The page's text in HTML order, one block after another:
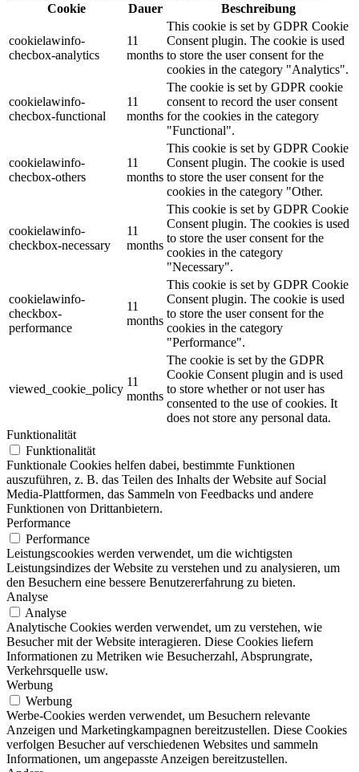
Cookie
Dauer Beschreibung
cookielawinfo-
checbox-analytics
11
months
This cookie is set by GDPR Cookie
Consent plugin. The cookie is used
to store the user consent for the
cookies in the category "Analytics".
cookielawinfo-
checbox-functional
11
months
The cookie is set by GDPR cookie
consent to record the user consent
for the cookies in the category
"Functional".
cookielawinfo-
checbox-others
11
months
This cookie is set by GDPR Cookie
Consent plugin. The cookie is used
to store the user consent for the
cookies in the category "Other.
cookielawinfo-
checkbox-necessary
11
months
This cookie is set by GDPR Cookie
Consent plugin. The cookies is used
to store the user consent for the
cookies in the category
"Necessary".
cookielawinfo-
checkbox-
performance
11
months
This cookie is set by GDPR Cookie
Consent plugin. The cookie is used
to store the user consent for the
cookies in the category
"Performance".
viewed_cookie_policy
11
months
The cookie is set by the GDPR
Cookie Consent plugin and is used
to store whether or not user has
consented to the use of cookies. It
does not store any personal data.
Funktionalität
Funktionalität
Funktionale Cookies helfen dabei, bestimmte Funktionen
auszuführen, z. B. das Teilen des Inhalts der Website auf Social
Media-Plattformen, das Sammeln von Feedbacks und andere
Funktionen von Drittanbietern.
Performance
Performance
Leistungscookies werden verwendet, um die wichtigsten
Leistungsindizes der Website zu verstehen und zu analysieren, um
den Besuchern eine bessere Benutzererfahrung zu bieten.
Analyse
Analyse
Analytische Cookies werden verwendet, um zu verstehen, wie
Besucher mit der Website interagieren. Diese Cookies liefern
Informationen zu Metriken wie Besucherzahl, Absprungrate,
Verkehrsquelle usw.
Werbung
Werbung
Werbe-Cookies werden verwendet, um Besuchern relevante
Anzeigen und Marketingkampagnen bereitzustellen. Diese Cookies
verfolgen Besucher auf verschiedenen Websites und sammeln
Informationen, um angepasste Anzeigen bereitzustellen.